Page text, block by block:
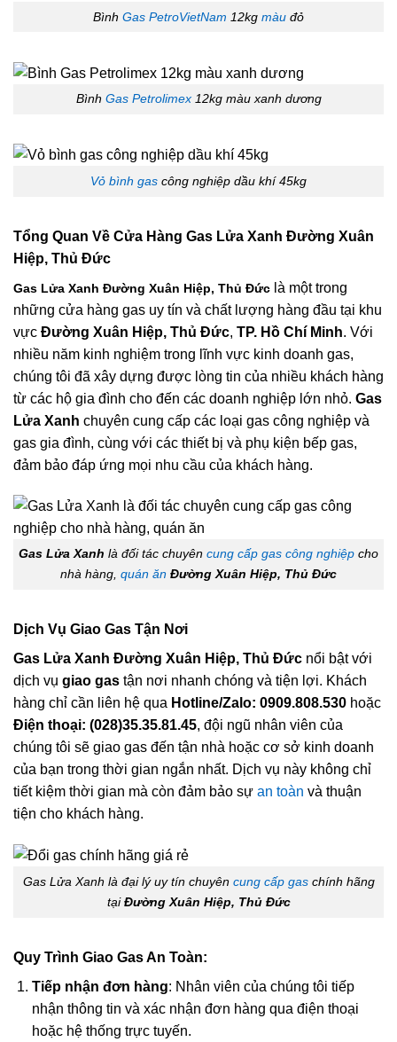
Bình Gas PetroVietNam 12kg màu đỏ
Bình Gas Petrolimex12kg màu xanh dương
Vỏ bình gas công nghiệp dầu khí 45kg
Tổng Quan Về Cửa Hàng Gas Lửa Xanh Đường Xuân
Hiệp, Thủ Đức
Gas Lửa Xanh Đường Xuân Hiệp, Thủ Đức là một trong
những cửa hàng gas uy tín và chất lượng hàng đầu tại khu
vực Đường Xuân Hiệp, Thủ Đức, TP. Hồ Chí Minh. Với
nhiều năm kinh nghiệm trong lĩnh vực kinh doanh gas,
chúng tôi đã xây dựng được lòng tin của nhiều khách hàng
từ các hộ gia đình cho đến các doanh nghiệp lớn nhỏ. Gas
Lửa Xanh chuyên cung cấp các loại gas công nghiệp và
gas gia đình, cùng với các thiết bị và phụ kiện bếp gas,
đảm bảo đáp ứng mọi nhu cầu của khách hàng.
Gas Lửa Xanh là đối tác chuyên cung cấp gas công nghiệp cho
nhà hàng, quán ăn Đường Xuân Hiệp, Thủ Đức
Dịch Vụ Giao Gas Tận Nơi
Gas Lửa Xanh Đường Xuân Hiệp, Thủ Đức nổi bật với
dịch vụ giao gas tận nơi nhanh chóng và tiện lợi. Khách
hàng chỉ cần liên hệ qua Hotline/Zalo: 0909.808.530 hoặc
Điện thoại: (028)35.35.81.45, đội ngũ nhân viên của
chúng tôi sẽ giao gas đến tận nhà hoặc cơ sở kinh doanh
của bạn trong thời gian ngắn nhất. Dịch vụ này không chỉ
tiết kiệm thời gian mà còn đảm bảo sự an toàn và thuận
tiện cho khách hàng.
Gas Lửa Xanh là đại lý uy tín chuyên cung cấp gaschính hãng
tạiĐường Xuân Hiệp, Thủ Đức
Quy Trình Giao Gas An Toàn:
Tiếp nhận đơn hàng: Nhân viên của chúng tôi tiếp
nhận thông tin và xác nhận đơn hàng qua điện thoại
hoặc hệ thống trực tuyến.